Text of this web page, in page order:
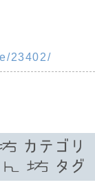
23402/